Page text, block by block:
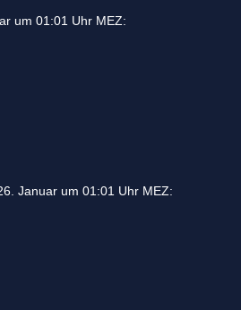
um 01:01 Uhr MEZ:
Januar um 01:01 Uhr MEZ: